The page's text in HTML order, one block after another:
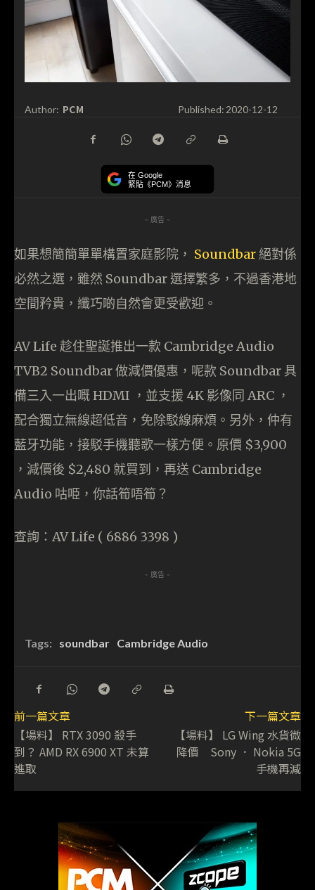
Author: PCM Published:2020-12-12
在 Google
緊貼《PCM》消息
- 廣告 -
如果想簡簡單單構置家庭影院， Soundbar絕對係
必然之選，雖然 Soundbar 選擇繁多，不過香港地
空間矜貴，纖巧啲自然會更受歡迎。
AV Life 趁住聖誕推出一款 Cambridge Audio
TVB2 Soundbar 做減價優惠，呢款 Soundbar 具
備三入一出嘅 HDMI ，並支援 4K 影像同 ARC ，
配合獨立無線超低音，免除駁線麻煩。另外，仲有
藍牙功能，接駁手機聽歌一樣方便。原價 $3,900
，減價後 $2,480 就買到，再送 Cambridge
Audio 咕𠱸，你話筍唔筍？
查詢：AV Life ( 6886 3398 )
- 廣告 -
Tags: soundbar Cambridge Audio
前一篇文章
【場料】 RTX 3090 殺手
到？ AMD RX 6900 XT 未算
進取
下一篇文章
【場料】 LG Wing 水貨微
降價 Sony ． Nokia 5G
手機再減